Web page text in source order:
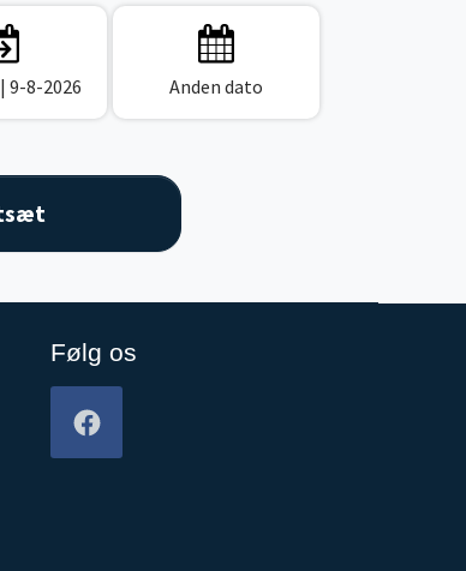
| 9-8-2026 Anden dato
Følg os